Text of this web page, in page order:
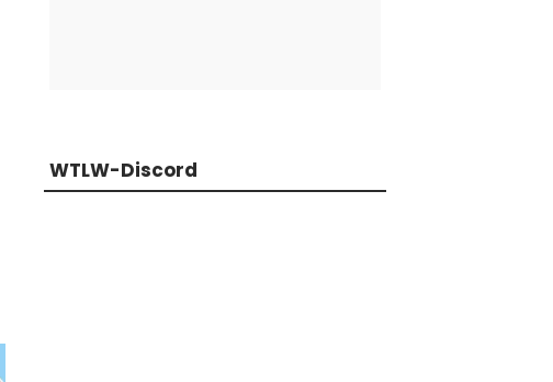
WTLW-Discord